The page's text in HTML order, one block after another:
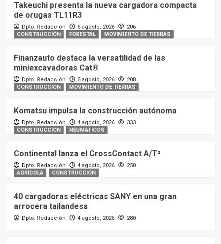
Takeuchi presenta la nueva cargadora compacta
de orugas TL11R3
Dpto. Redacción 6 agosto, 2026
206
CONSTRUCCIÓN
FORESTAL MOVIMIENTO DE TIERRAS
Finanzauto destaca la versatilidad de las
miniexcavadoras Cat®
Dpto. Redacción 5 agosto, 2026
208
CONSTRUCCIÓN
MOVIMIENTO DE TIERRAS
Komatsu impulsa la construcción autónoma
Dpto. Redacción 4 agosto, 2026
333
CONSTRUCCIÓN
NEUMÁTICOS
Continental lanza el CrossContact A/T²
Dpto. Redacción 4 agosto, 2026
250
AGRÍCOLA
CONSTRUCCIÓN
40 cargadoras eléctricas SANY en una gran
arrocera tailandesa
Dpto. Redacción 4 agosto, 2026 280